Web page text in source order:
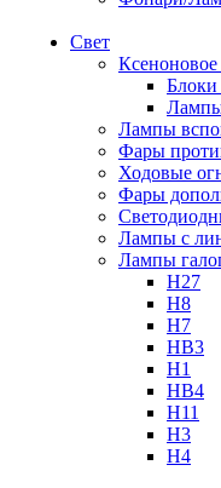
Свет
Ксеноновое
Блоки
Лампы
Фары
Ходовые
Фары
Лампы с
Лампы
H27
H8
H7
HB3
H1
HB4
H11
H3
H4